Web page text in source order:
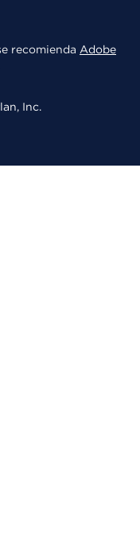
recomienda Adobe
Inc.